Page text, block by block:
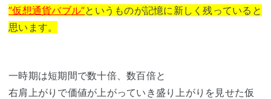
”仮想通貨バブル”というものが記憶に新しく残っていると
思います。
一時期は短期間で数十倍、数百倍と
右肩上がりで価値が上がっていき盛り上がりを見せた仮